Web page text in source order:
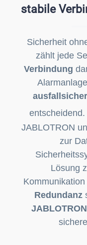
stabile
Sicherheit
zählt jede
Verbindung
entscheidend.
JABLOTRON
zur
Lösung
Kommunikation
Redundanz